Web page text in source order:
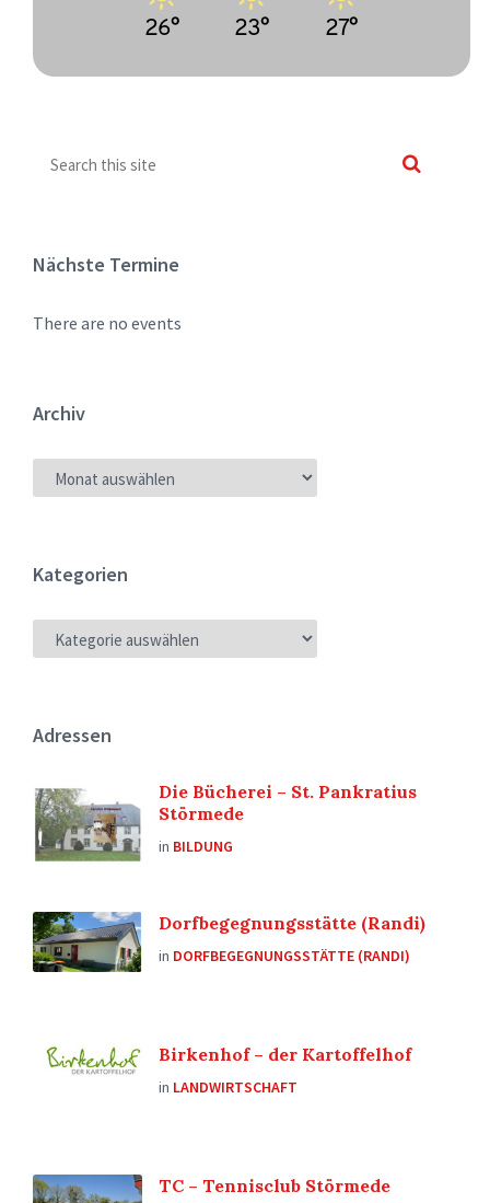
26° 23° 27°
Nächste Termine
There are no events
Archiv
Kategorien
Adressen
Die Bücherei – St. Pankratius
Störmede
in BILDUNG
Dorfbegegnungsstätte (Randi)
in DORFBEGEGNUNGSSTÄTTE (RANDI)
Birkenhof – der Kartoffelhof
in LANDWIRTSCHAFT
TC – Tennisclub Störmede